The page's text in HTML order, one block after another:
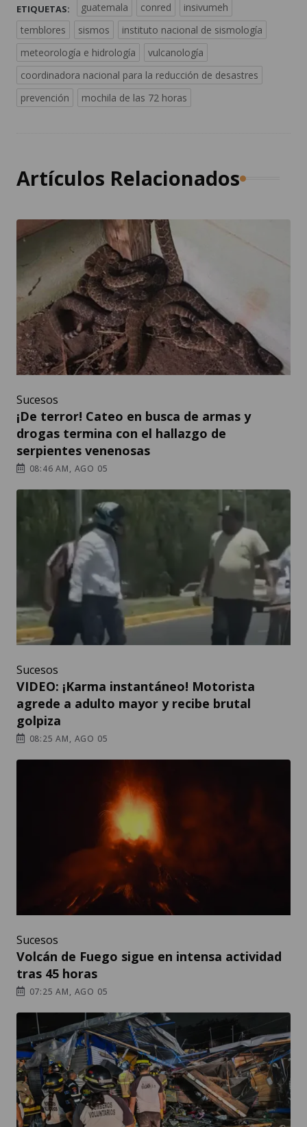
ETIQUETAS: guatemala conred
insivumeh
temblores
sismos
instituto nacional de sismología
meteorología e hidrología
vulcanología
coordinadora nacional para la reducción de desastres
prevención
mochila de las 72 horas
Artículos Relacionados
Sucesos
¡De terror! Cateo en busca de armas y
drogas termina con el hallazgo de
serpientes venenosas
08:46 AM, AGO 05
Sucesos
VIDEO: ¡Karma instantáneo! Motorista
agrede a adulto mayor y recibe brutal
golpiza
08:25 AM, AGO 05
Sucesos
Volcán de Fuego sigue en intensa actividad
tras 45 horas
07:25 AM, AGO 05